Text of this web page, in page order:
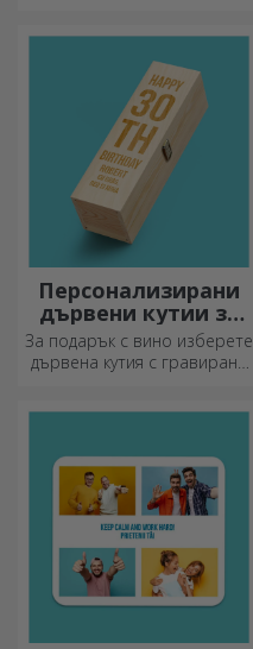
Персонализирани
дървени кутии за
вино
За подарък с вино изберете
дървена кутия с гравирани